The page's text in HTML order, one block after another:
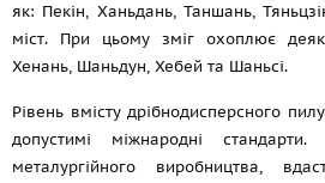
як: Пекін, Ханьдань, Таншань,
міст. При цьому зміг охоплює
Хенань, Шаньдун, Хебей та Шаньсі.
Рівень вмісту дрібнодисперсного
допустимі міжнародні
металургійного виробництва,